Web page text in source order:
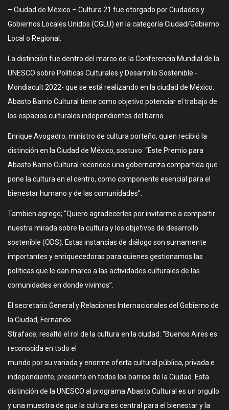
– Ciudad de México – Cultura 21 fue otorgado por Ciudades y
Gobiernos Locales Unidos (CGLU) en la categoría Ciudad/Gobierno
Local o Regional.
La distinción fue dentro del marco de la Conferencia Mundial de la
UNESCO sobre Políticas Culturales y Desarrollo Sostenible -
Mondiacult 2022- que se está realizando en la ciudad de México.
Abasto Barrio Cultural tiene como objetivo potenciar el trabajo de
los espacios culturales independientes del barrio.
Enrique Avogadro, ministro de cultura porteño, quien recibió la
distinción en la Ciudad de México, sostuvo: “Este Premio para
Abasto Barrio Cultural reconoce una gobernanza compartida que
pone la cultura en el centro, como componente esencial para el
bienestar humano y de las comunidades”.
Tambien agrego; “Quiero agradecerles por invitarme a compartir
nuestra mirada sobre la cultura y los objetivos de desarrollo
sostenible (ODS). Estas instancias de diálogo son sumamente
importantes y enriquecedoras para quienes gestionamos las
políticas que le dan marco a las actividades culturales de las
comunidades en donde vivimos”.
El secretario General y Relaciones Internacionales del Gobierno de
la Ciudad, Fernando
Straface, resaltó el rol de la cultura en la ciudad: “Buenos Aires es
reconocida en todo el
mundo por su variada y enorme oferta cultural pública, privada e
independiente, presente en todos los barrios de la Ciudad. Esta
distinción de la UNESCO al programa Abasto Cultural es un orgullo
y una muestra de que la cultura es central para el bienestar y la